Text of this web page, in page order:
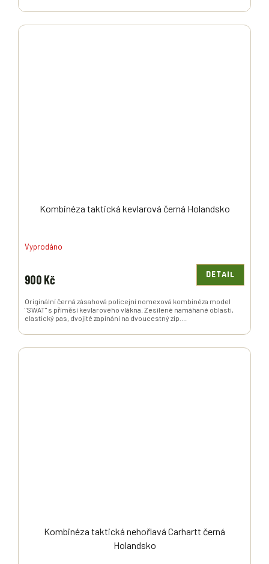
Kombinéza taktická kevlarová černá Holandsko
Vyprodáno
900 Kč DETAIL
Originální černá zásahová policejní nomexová kombinéza model
"SWAT" s příměsí kevlarového vlákna. Zesílené namáhané oblasti,
elastický pas, dvojité zapínání na dvoucestný zip....
Kombinéza taktická nehořlavá Carhartt černá
Holandsko